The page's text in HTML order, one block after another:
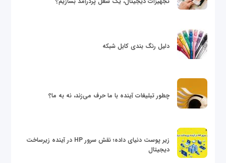
دلیل رنگ بندی کابل شبکه
چطور تبلیغات آینده با ما حرف می‌زند، نه به ما؟
زیر پوست دنیای داده؛ نقش سرور HP در آینده زیرساخت
دیجیتال